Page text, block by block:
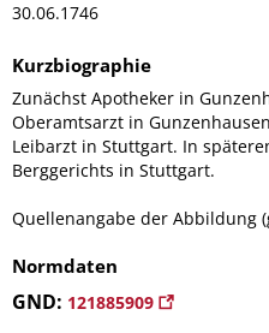
30.06.1746
Kurzbiographie
Zunächst Apotheker in
Oberamtsarzt in
Leibarzt in Stuttgart. In
Berggerichts in Stuttgart.
Quellenangabe der Abbildung
Normdaten
GND: 121885909